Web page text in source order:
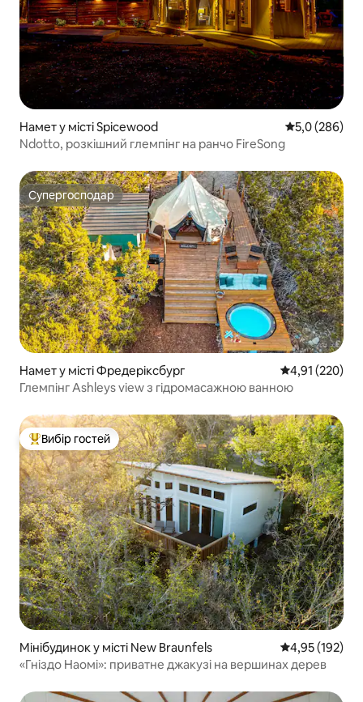
Намет у місті Spicewood Середня
5,0 (286)
Ndotto, розкішний глемпінг на ранчо FireSong
Супергосподар
Супергосподар
Намет у місті Фредеріксбург Середня
4,91 (220)
Глемпінг Ashleys view з гідромасажною ванною
Топ вибір гостей
Вибір гостей
Мінібудинок у місті New Braunfels Середня
4,95 (192)
«Гніздо Наомі»: приватне джакузі на вершинах дерев